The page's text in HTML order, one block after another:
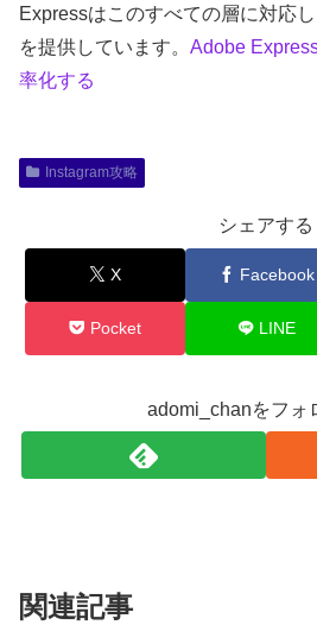
Expressはこのすべての層に対応
を提供しています。 Adobe
率化する
Instagram攻略
シェアする
X Facebook
Pocket LINE
adomi_chanをフォ
関連記事